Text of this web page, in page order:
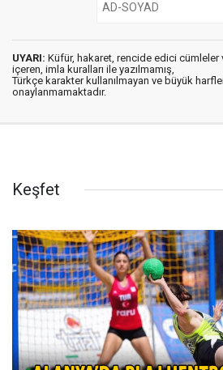
UYARI: Küfür, hakaret, rencide edici cümleler
içeren, imla kuralları ile yazılmamış,
Türkçe karakter kullanılmayan ve büyük
onaylanmamaktadır.
Keşfet